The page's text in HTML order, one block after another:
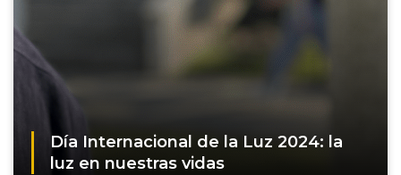
Día Internacional de la Luz 2024: la
luz en nuestras vidas